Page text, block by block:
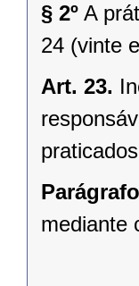
§ 2º A
24 (vinte
Art. 23.
mediante